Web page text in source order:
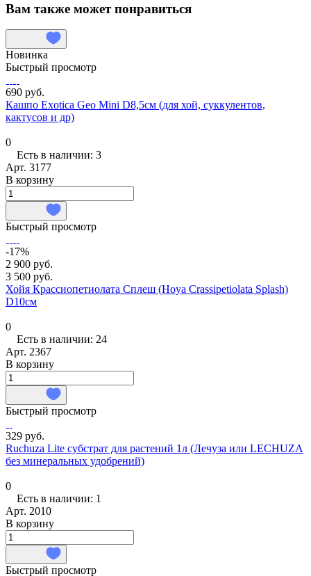
Вам также может понравиться
Новинка
Быстрый просмотр
690 руб.
Кашпо Exotica Geo Mini D8,5см (для хой, суккулентов,
кактусов и др)
0
Есть в наличии: 3
Арт. 3177
В корзину
Быстрый просмотр
-17%
2 900 руб.
3 500 руб.
Хойя Крассиопетиолата Сплеш (Hoya Crassipetiolata Splash)
D10см
0
Есть в наличии: 24
Арт. 2367
В корзину
Быстрый просмотр
329 руб.
Ruchuza Lite субстрат для растений 1л (Лечуза или LECHUZA
без минеральных удобрений)
0
Есть в наличии: 1
Арт. 2010
В корзину
Быстрый просмотр